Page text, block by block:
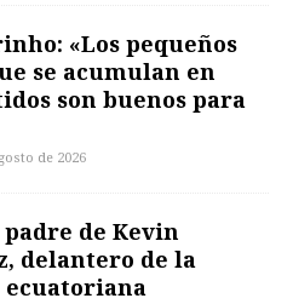
«Los pequeños
se acumulan en
son buenos para
de 2026
de Kevin
delantero de la
ecuatoriana